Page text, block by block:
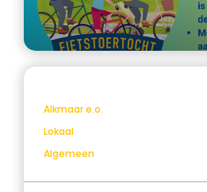
Alkmaar e.o.
Lokaal
Algemeen